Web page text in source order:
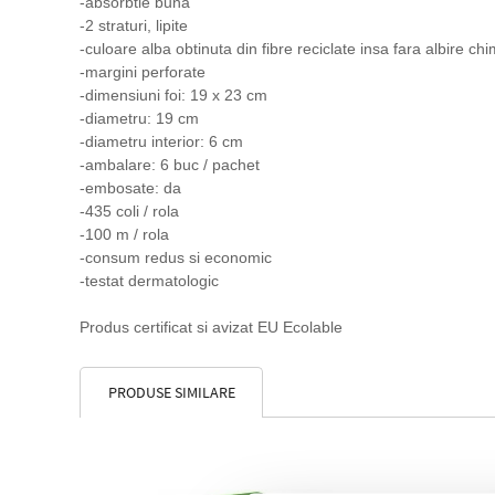
-2 straturi, lipite
-culoare alba obtinuta din fibre reciclate insa fara albire
-margini perforate
-dimensiuni foi: 19 x 23 cm
-diametru: 19 cm
-diametru interior: 6 cm
-ambalare: 6 buc / pachet
-embosate: da
-435 coli / rola
-100 m / rola
-consum redus si economic
-testat dermatologic
Produs certificat si avizat EU Ecolable
PRODUSE SIMILARE